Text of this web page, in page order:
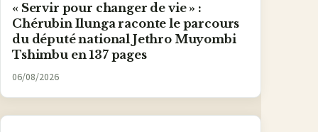
« Servir pour changer de vie » :
Chérubin Ilunga raconte le parcours
du député national Jethro Muyombi
Tshimbu en 137 pages
06/08/2026